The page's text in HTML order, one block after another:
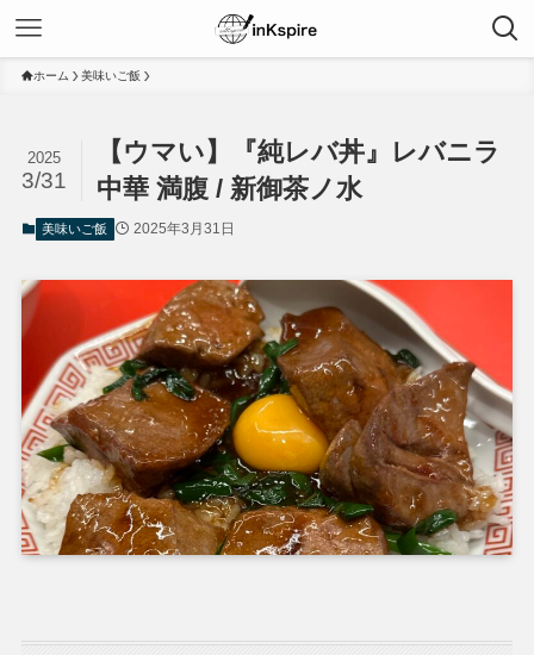
ホーム 美味いご飯
【ウマい】『純レバ丼』レバニラ
中華 満腹 / 新御茶ノ水
2025
3/31
美味いご飯 2025年3月31日